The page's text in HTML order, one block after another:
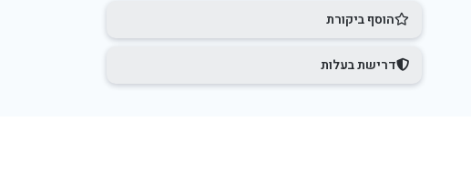
הוסף ביקורת
דרישת בעלות